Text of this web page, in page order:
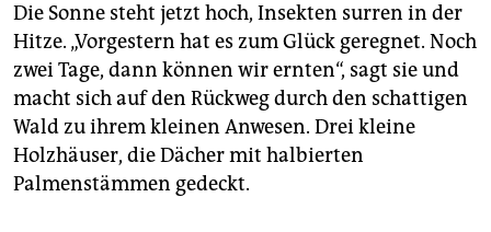
Die Sonne steht jetzt hoch, Insekten surren in der
Hitze. „Vorgestern hat es zum Glück geregnet. Noch
zwei Tage, dann können wir ernten“, sagt sie und
macht sich auf den Rückweg durch den schattigen
Wald zu ihrem kleinen Anwesen. Drei kleine
Holzhäuser, die Dächer mit halbierten
Palmenstämmen gedeckt.